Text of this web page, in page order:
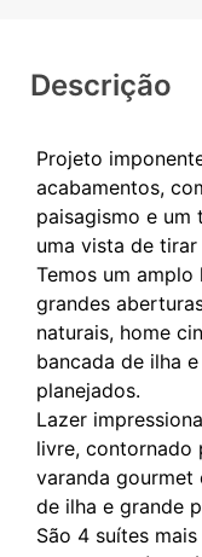
Descrição
Projeto
acabamentos,
paisagismo e um
uma vista de
Temos um
grandes
naturais, home
bancada de ilha
planejados.
Lazer
livre, contornado
varanda gourmet
de ilha e grande
São 4 suítes